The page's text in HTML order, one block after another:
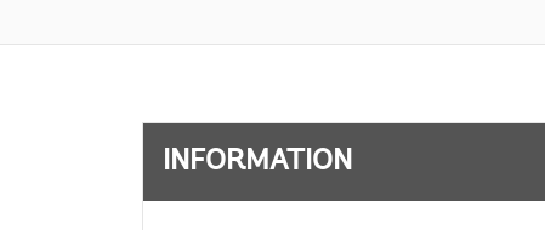
INFORMATION